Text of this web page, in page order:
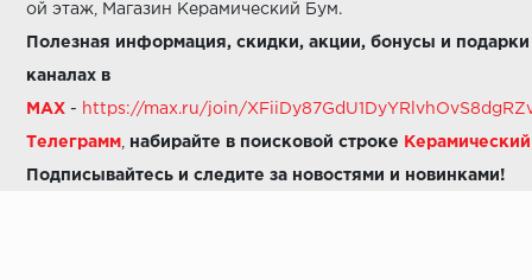
ой этаж, Магазин Керамический Бум.
Полезная информация, скидки, акции, бонусы и
каналах в
MAX - https://max.ru/join/
Телеграмм набирайте в поисковой строке Керамический
Подписывайтесь и следите за новостями и новинками!